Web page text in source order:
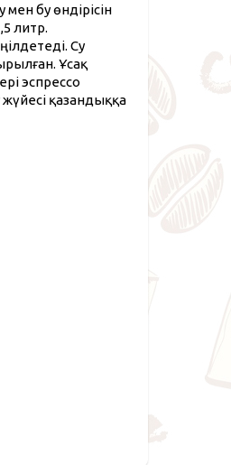
бу өндірісін
литр.
Су
Ұсақ
эспрессо
қазандыққа